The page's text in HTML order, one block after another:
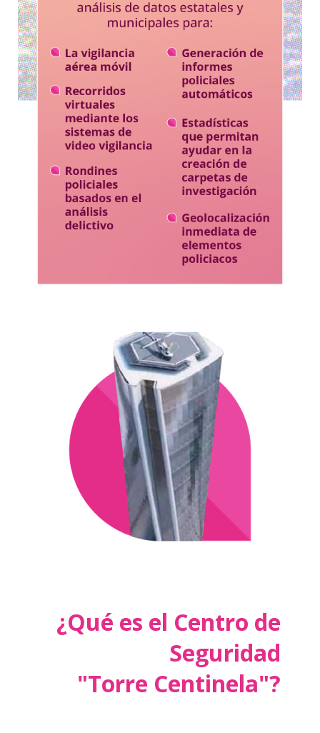
¿Qué es el Centro de
Seguridad
"Torre Centinela"?